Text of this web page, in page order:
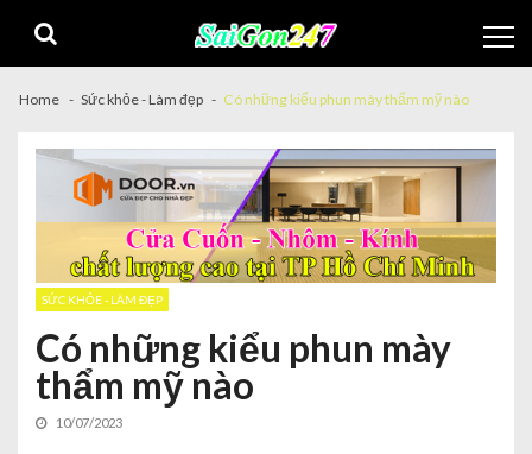
Home Sức khỏe - Làm đẹp Có những kiểu phun mày thẩm mỹ nào
SỨC KHỎE - LÀM ĐẸP
Có những kiểu phun mày
thẩm mỹ nào
10/07/2023